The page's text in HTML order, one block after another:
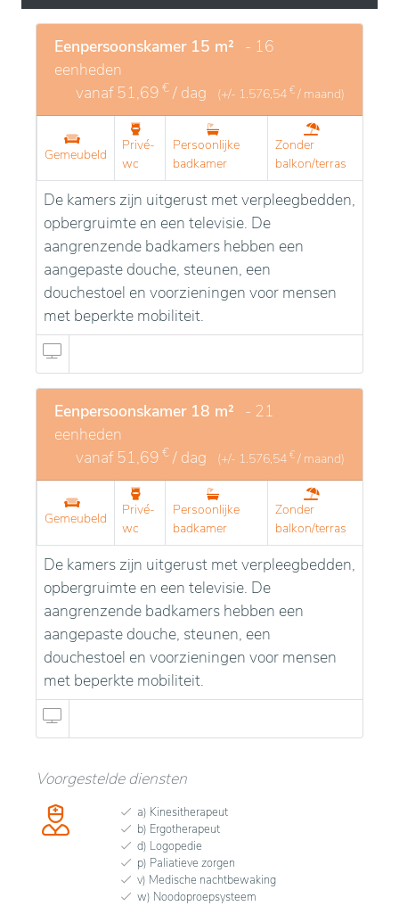
een persoonlijke toets te geven. Zo vindt u er uw
vertrouwde omgeving terug.
Eenpersoonskamer 15 m² - 16
eenheden
vanaf 51,69 € / dag (+/- 1.576,54 € / maand)
Gemeubeld
Privé-
wc
Persoonlijke
badkamer
Zonder
balkon/terras
De kamers zijn uitgerust met verpleegbedden,
opbergruimte en een televisie. De
aangrenzende badkamers hebben een
aangepaste douche, steunen, een
douchestoel en voorzieningen voor mensen
met beperkte mobiliteit.
Eenpersoonskamer 18 m² - 21
eenheden
vanaf 51,69 € / dag (+/- 1.576,54 € / maand)
Gemeubeld
Privé-
wc
Persoonlijke
badkamer
Zonder
balkon/terras
De kamers zijn uitgerust met verpleegbedden,
opbergruimte en een televisie. De
aangrenzende badkamers hebben een
aangepaste douche, steunen, een
douchestoel en voorzieningen voor mensen
met beperkte mobiliteit.
Voorgestelde diensten
a) Kinesitherapeut
b) Ergotherapeut
d) Logopedie
p) Paliatieve zorgen
v) Medische nachtbewaking
w) Noodoproepsysteem